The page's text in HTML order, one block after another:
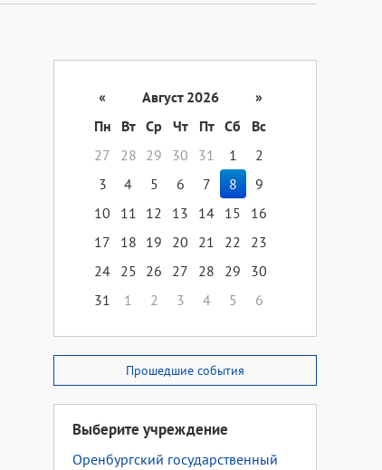
« Август 2026
»
Пн
Вт Ср Чт Пт Сб
Вс
27
28 29 30 31 1
2
3
4 5 6 7 8
9
10
11 12 13 14 15
16
17
18 19 20 21 22
23
24 25 26 27 28 29
30
31
1 2 3 4 5 6
Прошедшие события
Выберите учреждение
Оренбургский государственный